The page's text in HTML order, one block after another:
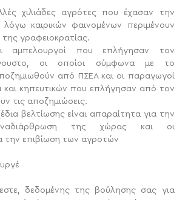
χιλιάδες αγρότες που έχασαν την
καιρικών φαινομένων περιμένουν
γραφειοκρατίας.
αμπελουργοί που επλήγησαν τον
οι οποίοι σύμφωνα με το
από ΠΣΕΑ και οι παραγωγοί
και κηπευτικών που επλήγησαν από τον
τις αποζημιώσεις.
βελτίωσης είναι απαραίτητα για την
της χώρας και οι
την επιβίωση των αγροτών
δεδομένης της βούλησης σας για